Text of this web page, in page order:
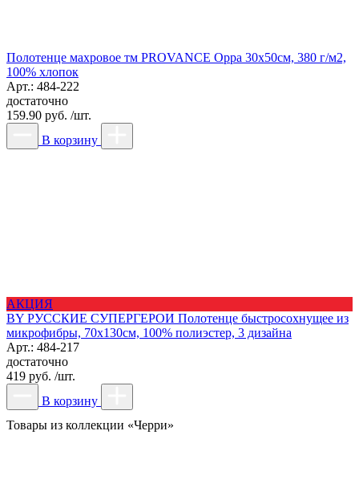
Полотенце махровое тм PROVANCE Орра 30х50см, 380 г/м2,
100% хлопок
Арт.: 484-222
достаточно
159.90 руб. /шт.
В корзину
АКЦИЯ
BY РУССКИЕ СУПЕРГЕРОИ Полотенце быстросохнущее из
микрофибры, 70х130см, 100% полиэстер, 3 дизайна
Арт.: 484-217
достаточно
419 руб. /шт.
В корзину
Товары из коллекции «Черри»